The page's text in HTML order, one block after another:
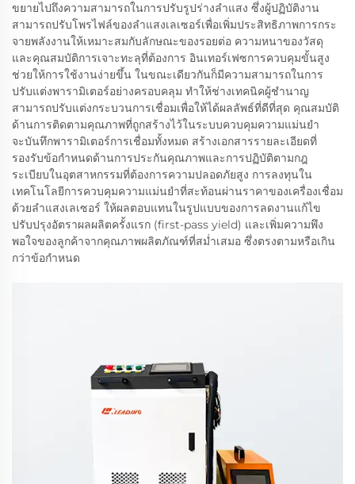
ขยายไปถึงความสามารถในการปรับรูปร่างลำแสง ซึ่งผู้ปฏิบัติงาน
สามารถปรับโพรไฟล์ของลำแสงเลเซอร์เพื่อเพิ่มประสิทธิภาพการกระ
จายพลังงานให้เหมาะสมกับลักษณะของรอยต่อ ความหนาของวัสดุ
และคุณสมบัติการเจาะทะลุที่ต้องการ อินเทอร์เฟซการควบคุมขั้นสูง
ช่วยให้การใช้งานง่ายขึ้น ในขณะเดียวกันก็มีความสามารถในการ
ปรับแต่งพารามิเตอร์อย่างครอบคลุม ทำให้ช่างเทคนิคผู้ชำนาญ
สามารถปรับแต่งกระบวนการเชื่อมเพื่อให้ได้ผลลัพธ์ที่ดีที่สุด คุณสมบัติ
ด้านการติดตามคุณภาพที่ถูกสร้างไว้ในระบบควบคุมความแม่นยำ
จะบันทึกพารามิเตอร์การเชื่อมทั้งหมด สร้างเอกสารรายละเอียดที่
รองรับข้อกำหนดด้านการประกันคุณภาพและการปฏิบัติตามกฎ
ระเบียบในอุตสาหกรรมที่ต้องการความปลอดภัยสูง การลงทุนใน
เทคโนโลยีการควบคุมความแม่นยำที่สะท้อนผ่านราคาของเครื่องเชื่อม
ด้วยลำแสงเลเซอร์ ให้ผลตอบแทนในรูปแบบของการลดงานแก้ไข
ปรับปรุงอัตราผลผลิตครั้งแรก (first-pass yield) และเพิ่มความพึง
พอใจของลูกค้าจากคุณภาพผลิตภัณฑ์ที่สม่ำเสมอ ซึ่งตรงตามหรือเกิน
กว่าข้อกำหนด